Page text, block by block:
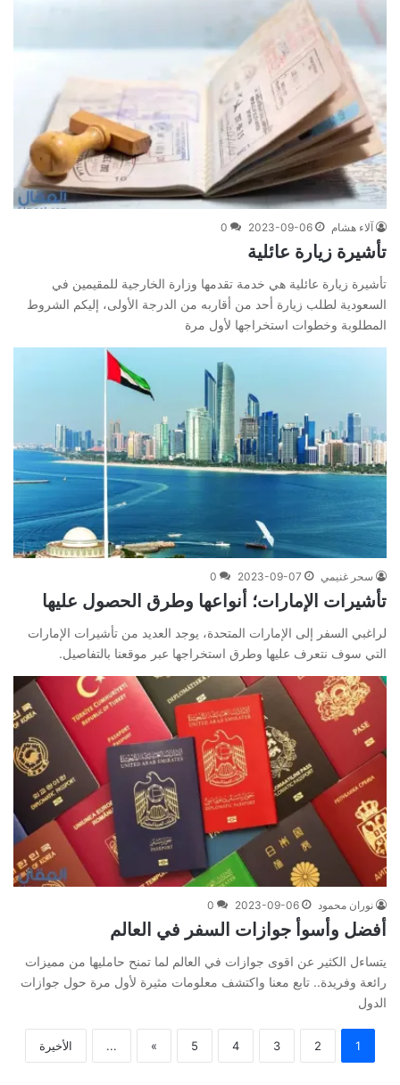
آلاء هشام 2023-09-06
0
تأشيرة زيارة عائلية
تأشيرة زيارة عائلية هي خدمة تقدمها وزارة الخارجية للمقيمين في
السعودية لطلب زيارة أحد من أقاربه من الدرجة الأولى، إليكم الشروط
المطلوبة وخطوات استخراجها لأول مرة
سحر غنيمي 2023-09-07
0
تأشيرات الإمارات؛ أنواعها وطرق الحصول عليها
لراغبي السفر إلى الإمارات المتحدة، يوجد العديد من تأشيرات الإمارات
التي سوف نتعرف عليها وطرق استخراجها عبر موقعنا بالتفاصيل.
نوران محمود 2023-09-06
0
أفضل وأسوأ جوازات السفر في العالم
يتساءل الكثير عن اقوى جوازات في العالم لما تمنح حامليها من مميزات
رائعة وفريدة.. تابع معنا واكتشف معلومات مثيرة لأول مرة حول جوازات
الدول
1
2
3
4
5
»
... الأخيرة